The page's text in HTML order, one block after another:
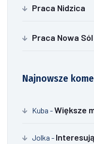
Praca Nidzica
Praca Nowa Sól
Najnowsze
Kuba -Większe
Jolka -